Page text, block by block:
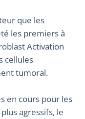
que les
les premiers à
Activation
cellules
tumoral.
en cours pour les
agressifs, le